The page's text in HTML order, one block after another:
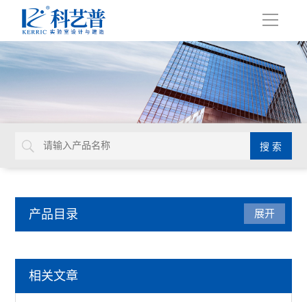
导
产品目录 展开
相关文章